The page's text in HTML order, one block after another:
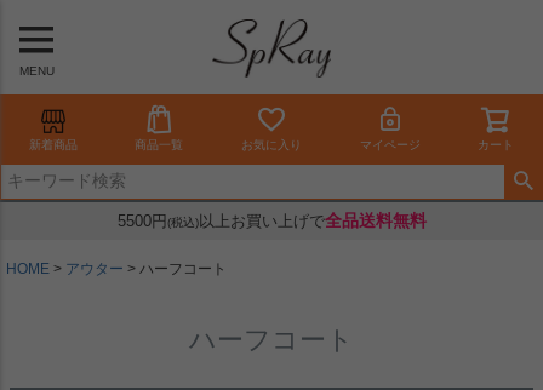
MENU
新着商品 商品一覧 お気に入り マイページ カート
5500円(税込)以上お買い上げで全品送料無料
HOME アウター ハーフコート
ハーフコート